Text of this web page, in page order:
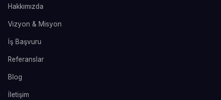
Hakkımızda
Vizyon & Misyon
İş Başvuru
Referanslar
Blog
İletişim